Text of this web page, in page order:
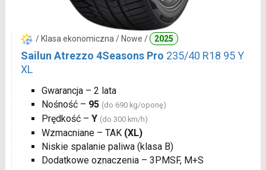
/ Klasa ekonomiczna / Nowe / 2025
Sailun Atrezzo 4Seasons Pro 235/40 R18 95 Y
XL
Gwarancja – 2 lata
Nośność – 95 (do 690 kg/oponę)
Prędkość – Y (do 300 km/h)
Wzmacniane – TAK (XL)
Niskie spalanie paliwa (klasa B)
Dodatkowe oznaczenia – 3PMSF, M+S